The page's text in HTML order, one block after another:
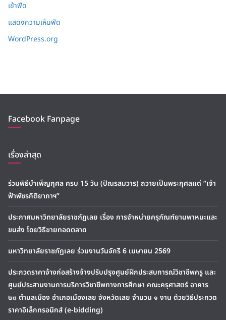
เข้าฟีด
แสดงความเห็นฟีด
WordPress.org
Facebook Fanpage
เรื่องล่าสุด
ร่วมพิธีบำเพ็ญกุศล ครบ 15 วัน (ปัณรสมวาร) ถวายเป็นพระกุศลแด่ “เจ้า
ฟ้าพัชรกิติยาภาฯ”
ประกาศมหาวิทยาลัยราชภัฏเลย เรื่อง การจำหน่ายครุภัณฑ์ยานพาหนะและ
ขนส่ง โดยวิธีขายทอดตลาด
มหาวิทยาลัยราชภัฏเลย ร่วมงานวันจักรี 6 เมษายน 2569
ประกวดราคาจ้างก่อสร้างจ้างปรับปรุงศูนย์ฝึกประสบการณ์วิชาชีพครู และ
ศูนย์ประสานงานการบริการวิชาชีพทางการศึกษา คณะครุศาสตร์ อาคาร
๒๓ ตำบลเมือง อำเภอเมืองเลย จังหวัดเลย จำนวน ๑ งาน ด้วยวิธีประกวด
ราคาอิเล็กทรอนิกส์ (e-bidding)